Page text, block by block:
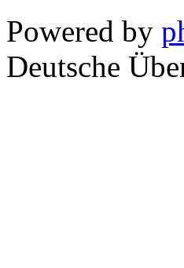
Powered by
Deutsche